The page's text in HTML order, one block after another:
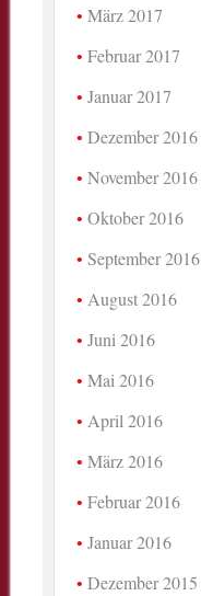
März 2017
Februar 2017
Januar 2017
Dezember 2016
November 2016
Oktober 2016
September 2016
August 2016
Juni 2016
Mai 2016
April 2016
März 2016
Februar 2016
Januar 2016
Dezember 2015